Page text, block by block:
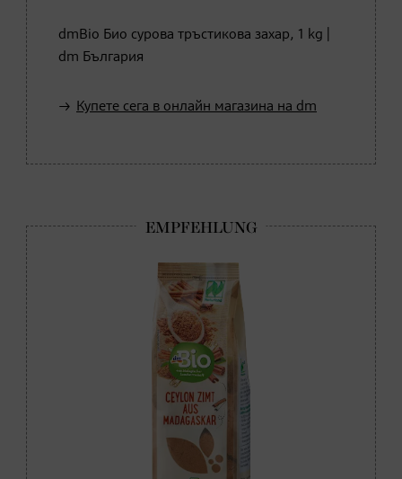
dmBio Био сурова тръстикова захар, 1 kg |
dm България
Купете сега в онлайн магазина на dm